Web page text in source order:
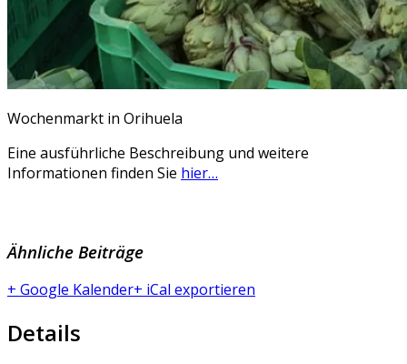
Wochenmarkt in Orihuela
Eine ausführliche Beschreibung und weitere
Informationen finden Sie hier…
Ähnliche Beiträge
+ Google Kalender+ iCal exportieren
Details